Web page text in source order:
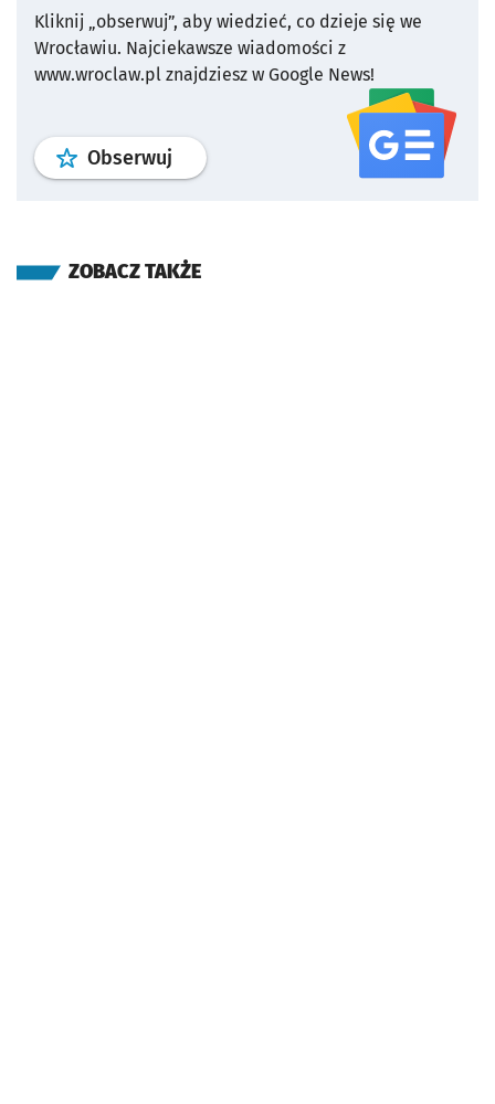
Kliknij „obserwuj”, aby wiedzieć, co dzieje się we
Wrocławiu. Najciekawsze wiadomości z
www.wroclaw.pl znajdziesz w Google News!
Obserwuj profil serwisu
ZOBACZ TAKŻE